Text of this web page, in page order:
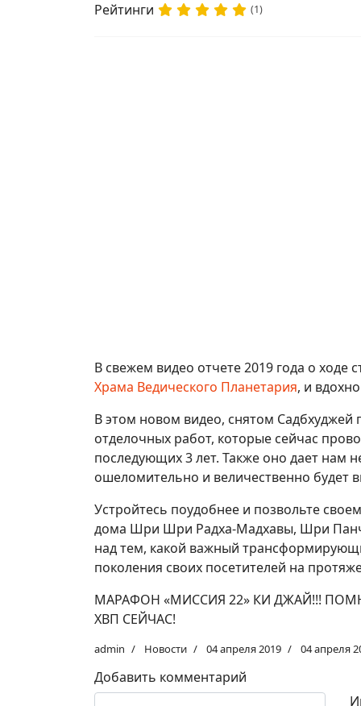
Рейтинги (1)
В свежем видео отчете 2019 года о ходе
Храма Ведического Планетария, и
В этом новом видео, снятом Садбхуджей
отделочных работ, которые сейчас
последующих 3 лет. Также оно дает нам
ошеломительно и величественно будет
Устройтесь поудобнее и позвольте
дома Шри Шри Радха-Мадхавы, Шри
над тем, какой важный
поколения своих посетителей на
МАРАФОН «МИССИЯ 22» КИ ДЖАЙ!!!
ХВП СЕЙЧАС!
admin Новости 04 апреля 2019 04 апреля
Добавить комментарий
Текст комментария